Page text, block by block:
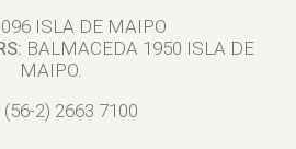
ISLA DE MAIPO
BALMACEDA 1950 ISLA DE
MAIPO.
(56-2) 2663 7100